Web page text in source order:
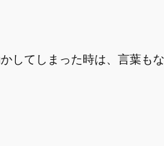
してしまった時は、言葉も